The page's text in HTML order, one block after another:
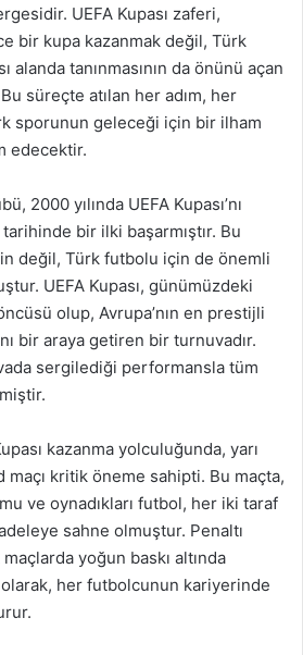
UEFA Kupası zaferi,
bir kupa kazanmak değil, Türk
alanda tanınmasının da önünü açan
süreçte atılan her adım, her
sporunun geleceği için bir ilham
edecektir.
2000 yılında UEFA Kupası’nı
bir ilki başarmıştır. Bu
değil, Türk futbolu için de önemli
UEFA Kupası, günümüzdeki
olup, Avrupa’nın en prestijli
bir araya getiren bir turnuvadır.
sergilediği performansla tüm
kazanma yolculuğunda, yarı
kritik öneme sahipti. Bu maçta,
ve oynadıkları futbol, her iki taraf
sahne olmuştur. Penaltı
yoğun baskı altında
her futbolcunun kariyerinde